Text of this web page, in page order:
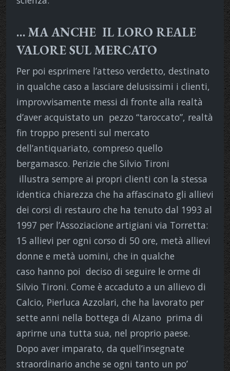
… MA ANCHE IL LORO REALE
VALORE SUL MERCATO
Per poi esprimere l’atteso verdetto, destinato
in qualche caso a lasciare delusissimi i clienti,
improvvisamente messi di fronte alla realtà
d’aver acquistato un pezzo “taroccato”, realtà
fin troppo presenti sul mercato
dell’antiquariato, compreso quello
bergamasco. Perizie che Silvio Tironi
illustra sempre ai propri clienti con la stessa
identica chiarezza che ha affascinato gli allievi
dei corsi di restauro che ha tenuto dal 1993 al
1997 per l’Assoziacione artigiani via Torretta:
15 allievi per ogni corso di 50 ore, metà allievi
donne e metà uomini, che in qualche
caso hanno poi deciso di seguire le orme di
Silvio Tironi. Come è accaduto a un allievo di
Calcio, Pierluca Azzolari, che ha lavorato per
sette anni nella bottega di Alzano prima di
aprirne una tutta sua, nel proprio paese.
Dopo aver imparato, da quell’insegnate
straordinario anche se ogni tanto un po’